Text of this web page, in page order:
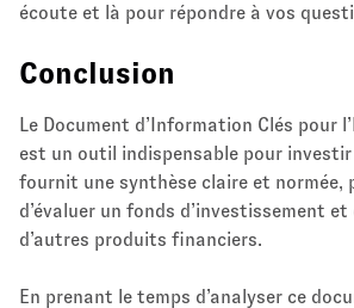
écoute et là pour répondre à vos
Conclusion
Le Document d’Information Clés pour
est un outil indispensable pour investir
fournit une synthèse claire et normée,
d’évaluer un fonds d’investissement
d’autres produits financiers.
En prenant le temps d’analyser ce